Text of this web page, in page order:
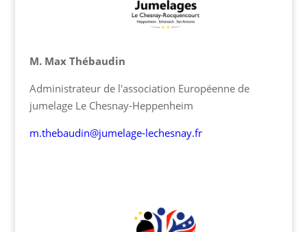
M. Max Thébaudin
Administrateur de l'association Européenne de
jumelage Le Chesnay-Heppenheim
m.thebaudin@jumelage-lechesnay.fr